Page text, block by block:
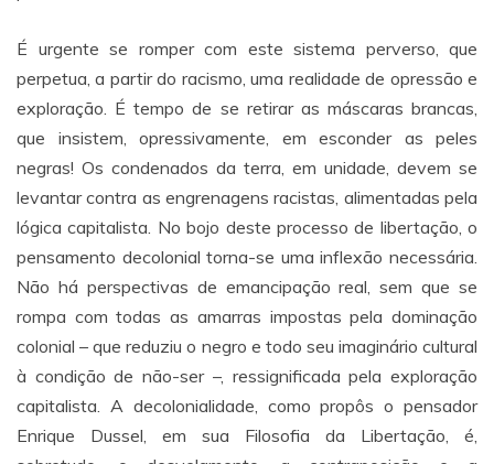
É urgente se romper com este sistema perverso, que
perpetua, a partir do racismo, uma realidade de opressão e
exploração. É tempo de se retirar as máscaras brancas,
que insistem, opressivamente, em esconder as peles
negras! Os condenados da terra, em unidade, devem se
levantar contra as engrenagens racistas, alimentadas pela
lógica capitalista. No bojo deste processo de libertação, o
pensamento decolonial torna-se uma inflexão necessária.
Não há perspectivas de emancipação real, sem que se
rompa com todas as amarras impostas pela dominação
colonial – que reduziu o negro e todo seu imaginário cultural
à condição de não-ser –, ressignificada pela exploração
capitalista. A decolonialidade, como propôs o pensador
Enrique Dussel, em sua Filosofia da Libertação, é,